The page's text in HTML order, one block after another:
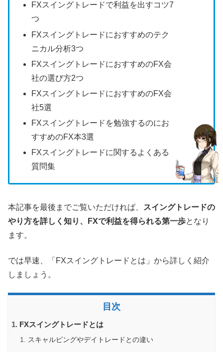
FXスイングトレードで利益を出すコツ7
つ
FXスイングトレードにおすすめのテク
ニカル分析3つ
FXスイングトレードにおすすめのFX会
社の選び方2つ
FXスイングトレードにおすすめのFX会
社5選
FXスイングトレードを勉強するのにお
すすめのFX本3選
FXスイングトレードに関するよくある
質問集
本記事を最後までご覧いただければ、 スイングトレードの
やり方を詳しく知り、FXで利益を得られる第一歩となり
ます。
では早速、「FXスイングトレードとは」から詳しく紹介
しましょう。
目次
FXスイングトレードとは
スキャルピングやデイトレードとの違い